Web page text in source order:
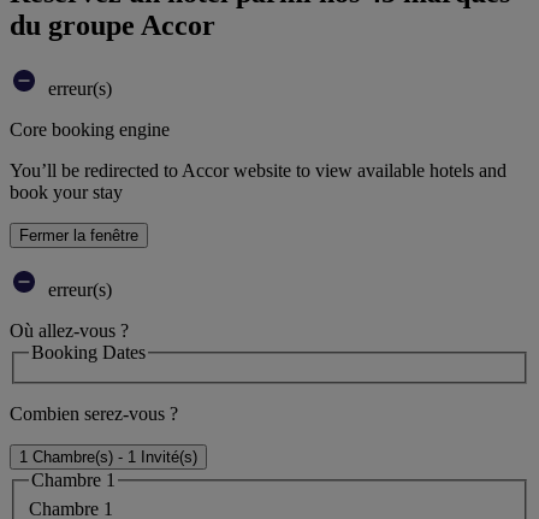
du groupe Accor
erreur(s)
Core booking engine
You’ll be redirected to Accor website to view available hotels and
book your stay
Fermer la fenêtre
erreur(s)
Où allez-vous ?
Booking Dates
Combien serez-vous ?
1 Chambre(s) - 1 Invité(s)
Chambre 1
Chambre 1